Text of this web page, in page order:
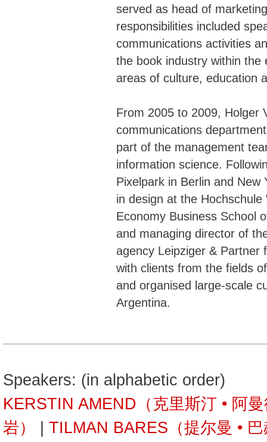
served as head of
responsibilities included
communications activities
the book industry within the
areas of culture, education
From 2005 to 2009, Holger
communications
part of the management
information science.
Pixelpark in Berlin and New
in design at the
Economy Business School
and managing director of
agency Leipziger & Partner
with clients from the fields
and organised large-scale
Argentina.
Speakers: (in alphabetic order)
KERSTIN AMEND（克里斯汀 • 阿
岩）
TILMAN BARES（提尔曼 •